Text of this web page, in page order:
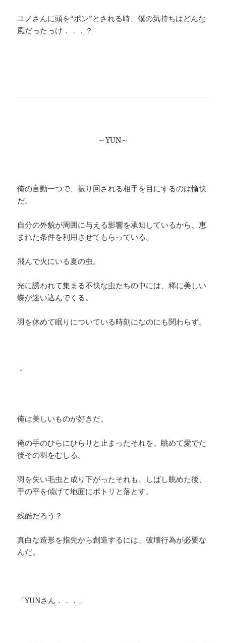
ユノさんに頭を“ポン”とされる時、僕の気持ちはどんな
風だったっけ．．．？
～YUN～
俺の言動一つで、振り回される相手を目にするのは愉快
だ。
自分の外貌が周囲に与える影響を承知しているから、恵
まれた条件を利用させてもらっている。
飛んで火にいる夏の虫。
光に誘われて集まる不快な虫たちの中には、稀に美しい
蝶が迷い込んでくる。
羽を休めて眠りについている時刻になのにも関わらず。
・
俺は美しいものが好きだ。
俺の手のひらにひらりと止まったそれを、眺めて愛でた
後その羽をむしる。
羽を失い毛虫と成り下がったそれも、しばし眺めた後、
手の平を傾げて地面にポトリと落とす。
残酷だろう？
真白な造形を指先から創造するには、破壊行為が必要な
んだ。
「YUNさん．．．」